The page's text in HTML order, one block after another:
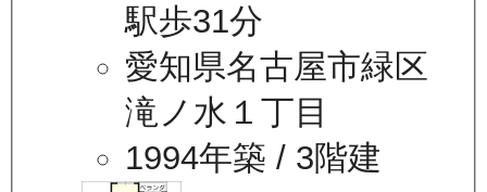
駅歩31分
愛知県名古屋市緑区
滝ノ水１丁目
1994年築 / 3階建